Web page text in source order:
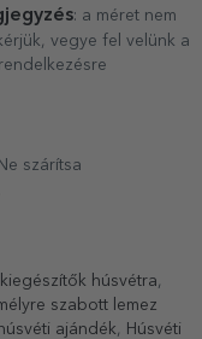
: a méret nem
vegye fel velünk a
szárítsa
húsvétra
szabott lemez
ajándék
Húsvéti